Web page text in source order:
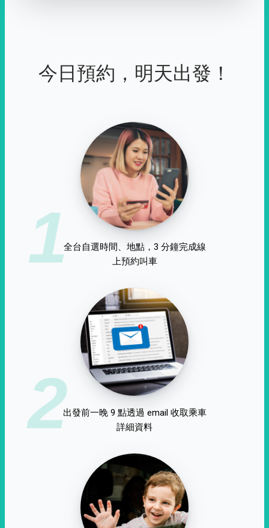
今日預約，明天出發！
1全台自選時間、地點，3 分鐘完成線
上預約叫車
2出發前一晚 9 點透過 email 收取乘車
詳細資料